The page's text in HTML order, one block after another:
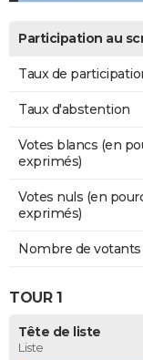
Participation au
Taux de
Taux d'abstention
Votes blancs (en
exprimés)
Votes nuls (en
exprimés)
Nombre de votants
TOUR 1
Tête de liste
Liste